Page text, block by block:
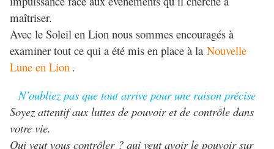
maîtriser.
Avec le Soleil en Lion nous sommes encouragés à
examiner tout ce qui a été mis en place à la Nouvelle
Lune en Lion .
N’oubliez pas que tout arrive pour une raison précise
Soyez attentif aux luttes de pouvoir et de contrôle dans
votre vie.
Qui veut vous contrôler ? qui veut avoir le pouvoir sur